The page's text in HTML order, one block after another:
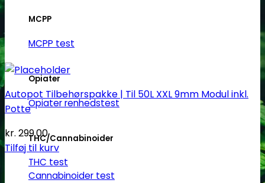
MCPP
MCPP test
Opiater
Opiater renhedstest
THC/Cannabinoider
THC test
Cannabinoider test
Autopot Tilbehørspakke | Til 50L XXL 9mm Modul inkl.
Potte
kr. 299.00
Tilføj til kurv